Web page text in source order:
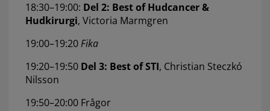
18:30–19:00: Del 2: Best of Hudcancer &
Hudkirurgi, Victoria Marmgren
19:00–19:20Fika
19:20–19:50 Del 3: Best of STI, Christian Steczkó
Nilsson
19:50–20:00 Frågor